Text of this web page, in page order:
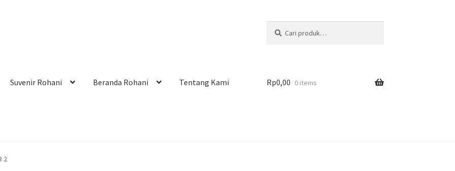
untuk:
Suvenir Rohani Beranda Rohani Tentang Kami
Cara Belanja
Rp0,00 0 items
2